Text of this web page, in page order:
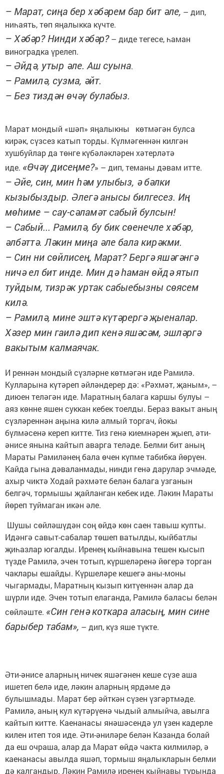
– Марат, сиңа бер хәбәрем бар бит әле, – дип,
ниһаять, төп яңалык­ка күчте.
– Хәбәр? Нинди хәбәр?– диде тегесе, һаман
виноградка үрелеп.
– Әйдә, утыр әле. Аш суына.
– Рамилә, сузма, әйт.
– Без тиздән өчәү булабыз.
Марат мондый «шәп» яңалыкны көтмәгән булса
кирәк, сүзсез катып торды. Күлмәгеннән килгән
хушбуйлар да төнге күбәләкләрен хәтерләтә
иде. «Өчәү дисеңме?» – дип, теманы дәвам итте.
– Әйе, син, мин һәм улыбыз, ә бәлки
кызыбыздыр. Әлегә анысы билгесез. Иң
мөһиме – сау-сәламәт сабый булсын!
– Сабый... Рамилә, бу бик сөенечле хәбәр,
әлбәттә. Ләкин миңа әле бала кирәкми.
– Син ни сөйлисең, Марат? Бергә яшәгәнгә
ничә ел бит инде. Мин дә һаман өйдә ятып
туйдым, тизрәк уртак сабыебызны сөясем
килә.
– Рамилә, мине эштә күтәрергә җыеналар.
Хәзер мин гаилә дип кенә яшәсәм, эшләргә
вакытым калмаячак.
И реннән мондый сүзләрне көтмәгән иде Рамилә.
Кулларына күтәреп әйләндерер дә: «Рәхмәт, җаным», –
диюен теләгән иде. Маратның балага каршы булуы –
аяз көнне яшен суккан кебек тоелды. Бераз вакыт аның
сүзләреннән аңына килә алмый торгач, йокы
бүлмәсенә кереп китте. Тиз генә киемнәрен җыеп, әти-
әнисе янына кайтып аварга теләде. Белми бит аның
Мараты Рамиләнең бала өчен күпме табибка йөрүен.
Кайда гына дәваланмады, нинди генә дарулар эчмәде,
ахыр чиктә Ходай рәхмәте белән балага узганын
белгәч, тормышы җайланган кебек иде. Ләкин Мараты
йөреп туймаган икән әле.
Шушы сөйләшүдән соң өйдә көн саен тавыш купты.
Идәнгә савыт-сабалар төшеп ватылды, кыйбатлы
җиһазлар югалды. Иренең кыйнавына тешен кысып
түзде Рамилә, эчен тотып, күршеләренә йөгерә торган
чаклары ешайды. Күршеләре кешегә аны-моны
чыгармады, Маратның кызып китүеннән алар да
шүрли иде. Эчен тотып елаганда, Рамилә баласы белән
сөйләште. «Син генә коткара аласың, мин сине
барыбер табам», – дип, күз яше түкте.
Әти-әнисе аларның ничек яшәгәнен кеше сүзе аша
ишетеп белә иде, ләкин аларның ярдәме дә
булышмады. Марат бер әйткән сүзен үзгәртмәде.
Рамилә, аның кул күтәрүенә чыдый алмыйча, авылга
кайтып китте. Каенанасы янәшәсендә ул үзен кадерле
килен итеп тоя иде. Әти-­әниләре белән Казанда болай
да еш очраша, алар да Марат өйдә чакта килмиләр, ә
каенанасы авылда яшәп, тормыш яңалыкларын белми
дә калгандыр. Ләкин Рамилә иренең кыйнавы турында